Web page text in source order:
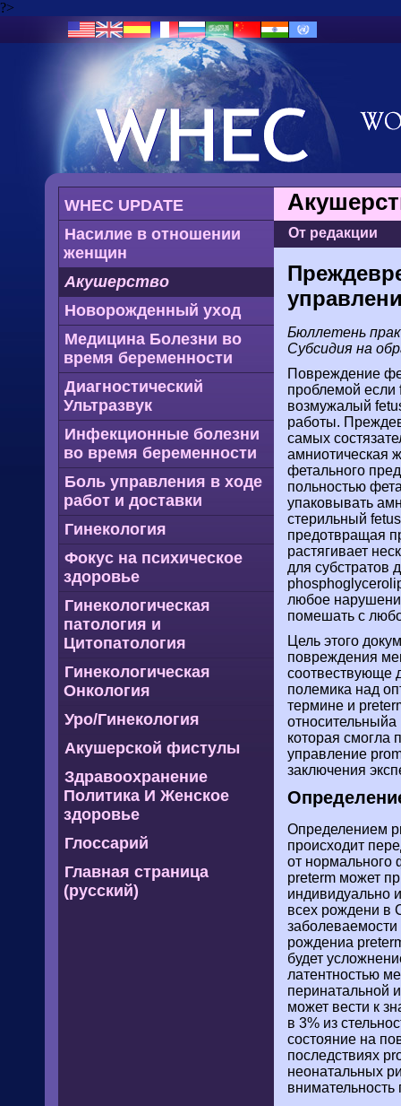
?>
WHEC UPDATE
Насилие в отношении
женщин
Акушерство
Новорожденный уход
Медицина Болезни во
время беременности
Диагностический
Ультразвук
Инфекционные болезни
во время беременности
Боль управления в ходе
работ и доставки
Гинекология
Фокус на психическое
здоровье
Гинекологическая
патология и
Цитопатология
Гинекологическая
Онкология
Уро/Гинекология
Акушерской фистулы
Здравоохранение
Политика И Женское
здоровье
Глоссарий
Главная страница
(русский)
От редакции
Бюллетень
Субсидия на
Повреждение
проблемой
возмужалый
работы.
самых
амниотическая
фетального
польностью
упаковывать
стерильный
предотвращая
растягивает
для субстратов
любое
помешать с
Цель этого
повреждения
соотвествующе
полемика над
термине и
которая смогла
управление
заключения
Определением
происходит
от нормального
preterm может
индивидуально
всех рождени в
рождениа
будет
латентностью
перинатальной
может вести к
в 3% из
состояние на
последствиях
неонатальных
внимательность